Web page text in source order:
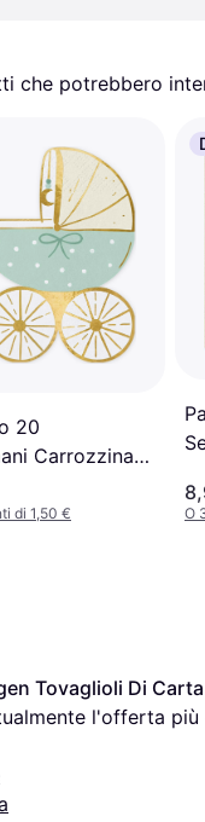
che potrebbero
20
Carrozzina
di 1,50 € O
Tovaglioli Di
l'offerta